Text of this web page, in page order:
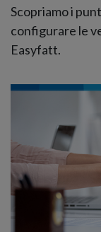
Scopriamo i
configurare le
Easyfatt.